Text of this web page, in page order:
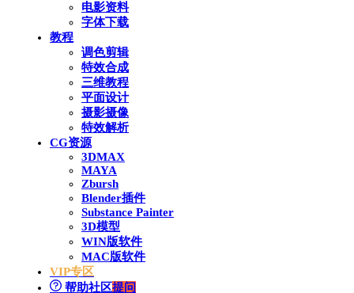
电影资料
字体下载
教程
调色剪辑
特效合成
三维教程
平面设计
摄影摄像
特效解析
CG资源
3DMAX
MAYA
Zbursh
Blender插件
Substance Painter
3D模型
WIN版软件
MAC版软件
VIP专区
帮助社区提问